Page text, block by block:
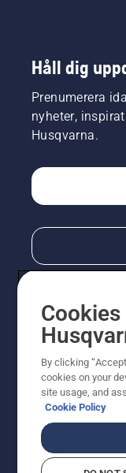
Håll dig
Prenumerera
nyheter,
Husqvarna.
© Husqvarna
som visas är
priser är
moms) om inte
Cookies
By clicking
cookies on your
site usage, and
Cookie Policy